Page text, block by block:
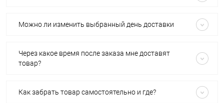
Можно ли изменить выбранный день доставки
Через какое время после заказа мне доставят
товар?
Как забрать товар самостоятельно и где?